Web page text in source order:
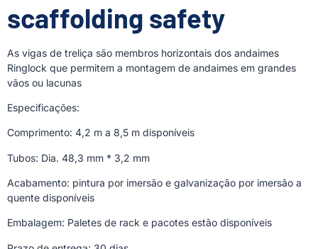
scaffolding safety
As vigas de treliça são membros horizontais dos andaimes
Ringlock que permitem a montagem de andaimes em grandes
vãos ou lacunas
Especificações:
Comprimento: 4,2 m a 8,5 m disponíveis
Tubos: Dia. 48,3 mm * 3,2 mm
Acabamento: pintura por imersão e galvanização por imersão a
quente disponíveis
Embalagem: Paletes de rack e pacotes estão disponíveis